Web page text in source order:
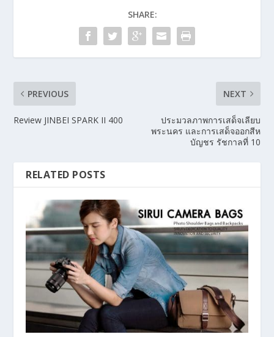
SHARE:
PREVIOUS
Review JINBEI SPARK II 400
NEXT
ประมวลภาพการเสด็จเลียบ
พระนคร และการเสด็จออกสีห
บัญชร รัชกาลที่ 10
RELATED POSTS